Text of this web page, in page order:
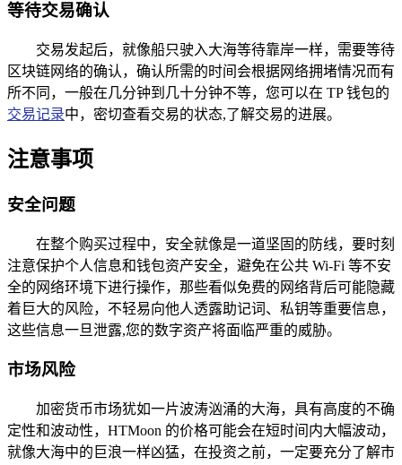
等待交易确认
交易发起后，就像船只驶入大海等待靠岸一样，需要等待
区块链网络的确认，确认所需的时间会根据网络拥堵情况而有
所不同，一般在几分钟到几十分钟不等，您可以在 TP 钱包的
交易记录中，密切查看交易的状态,了解交易的进展。
注意事项
安全问题
在整个购买过程中，安全就像是一道坚固的防线，要时刻
注意保护个人信息和钱包资产安全，避免在公共 Wi-Fi 等不安
全的网络环境下进行操作，那些看似免费的网络背后可能隐藏
着巨大的风险，不轻易向他人透露助记词、私钥等重要信息，
这些信息一旦泄露,您的数字资产将面临严重的威胁。
市场风险
加密货币市场犹如一片波涛汹涌的大海，具有高度的不确
定性和波动性，HTMoon 的价格可能会在短时间内大幅波动，
就像大海中的巨浪一样凶猛，在投资之前，一定要充分了解市